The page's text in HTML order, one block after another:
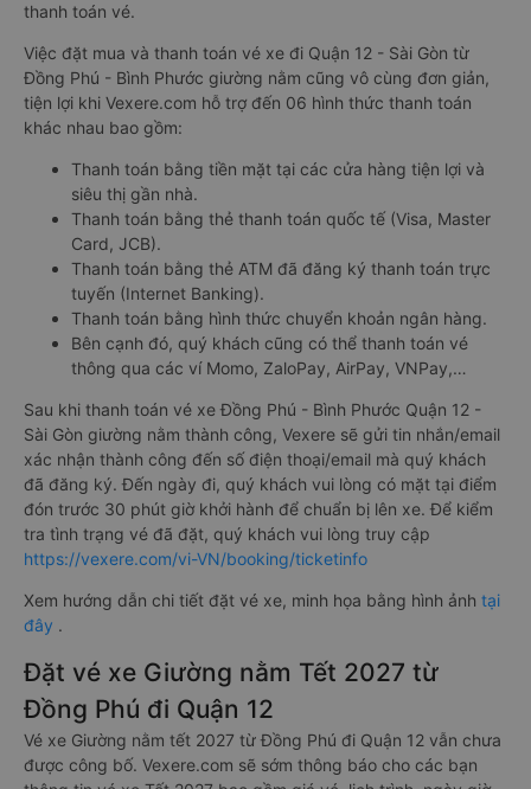
thanh toán vé.
Việc đặt mua và thanh toán vé xe đi Quận 12 - Sài Gòn từ
Đồng Phú - Bình Phước giường nằm cũng vô cùng đơn giản,
tiện lợi khi Vexere.com hỗ trợ đến 06 hình thức thanh toán
khác nhau bao gồm:
Thanh toán bằng tiền mặt tại các cửa hàng tiện lợi và
siêu thị gần nhà.
Thanh toán bằng thẻ thanh toán quốc tế (Visa, Master
Card, JCB).
Thanh toán bằng thẻ ATM đã đăng ký thanh toán trực
tuyến (Internet Banking).
Thanh toán bằng hình thức chuyển khoản ngân hàng.
Bên cạnh đó, quý khách cũng có thể thanh toán vé
thông qua các ví Momo, ZaloPay, AirPay, VNPay,…
Sau khi thanh toán vé xe Đồng Phú - Bình Phước Quận 12 -
Sài Gòn giường nằm thành công, Vexere sẽ gửi tin nhắn/email
xác nhận thành công đến số điện thoại/email mà quý khách
đã đăng ký. Đến ngày đi, quý khách vui lòng có mặt tại điểm
đón trước 30 phút giờ khởi hành để chuẩn bị lên xe. Để kiểm
tra tình trạng vé đã đặt, quý khách vui lòng truy cập
https://vexere.com/vi-VN/booking/ticketinfo
Xem hướng dẫn chi tiết đặt vé xe, minh họa bằng hình ảnh tại
đây .
Đặt vé xe Giường nằm Tết 2027 từ
Đồng Phú đi Quận 12
Vé xe Giường nằm tết 2027 từ Đồng Phú đi Quận 12 vẫn chưa
được công bố. Vexere.com sẽ sớm thông báo cho các bạn